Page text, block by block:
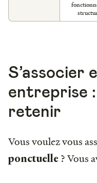
S’associer
entreprise
retenir
Vous voulez vous
ponctuelle ? Vous